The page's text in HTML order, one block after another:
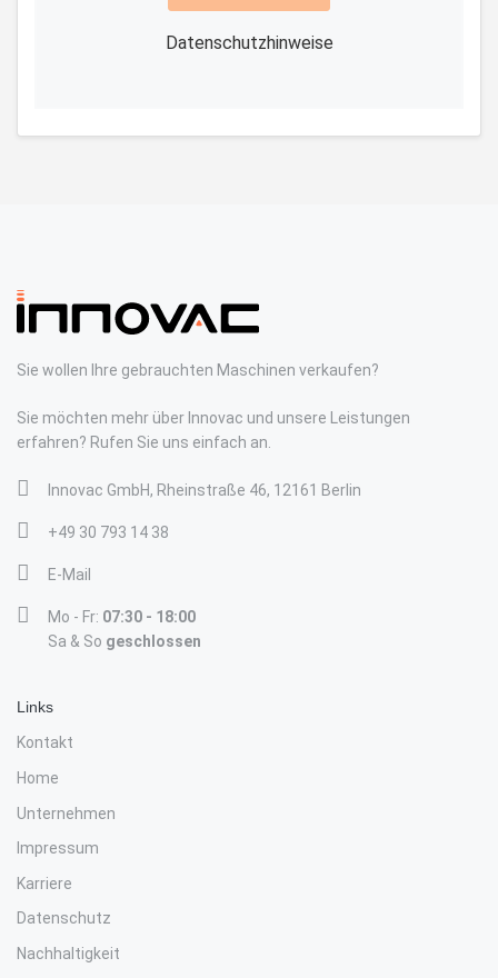
Datenschutzhinweise
Sie wollen Ihre gebrauchten Maschinen verkaufen?
Sie möchten mehr über Innovac und unsere Leistungen
erfahren? Rufen Sie uns einfach an.
Innovac GmbH, Rheinstraße 46, 12161 Berlin
+49 30 793 14 38
E-Mail
Mo - Fr: 07:30 - 18:00
Sa & So geschlossen
Links
Kontakt
Home
Unternehmen
Impressum
Karriere
Datenschutz
Nachhaltigkeit